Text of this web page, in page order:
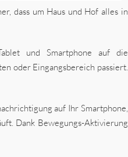
dass um Haus und Hof alles in
und Smartphone auf die
oder Eingangsbereich passiert.
auf Ihr Smartphone,
Dank Bewegungs-Aktivierung